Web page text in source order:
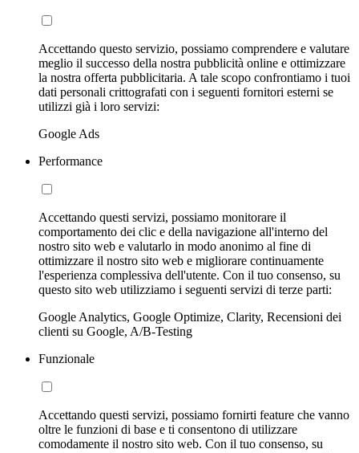
Accettando questo servizio, possiamo comprendere e valutare
meglio il successo della nostra pubblicità online e ottimizzare
la nostra offerta pubblicitaria. A tale scopo confrontiamo i tuoi
dati personali crittografati con i seguenti fornitori esterni se
utilizzi già i loro servizi:
Google Ads
Performance
Accettando questi servizi, possiamo monitorare il
comportamento dei clic e della navigazione all'interno del
nostro sito web e valutarlo in modo anonimo al fine di
ottimizzare il nostro sito web e migliorare continuamente
l'esperienza complessiva dell'utente. Con il tuo consenso, su
questo sito web utilizziamo i seguenti servizi di terze parti:
Google Analytics, Google Optimize, Clarity, Recensioni dei
clienti su Google, A/B-Testing
Funzionale
Accettando questi servizi, possiamo fornirti feature che vanno
oltre le funzioni di base e ti consentono di utilizzare
comodamente il nostro sito web. Con il tuo consenso, su